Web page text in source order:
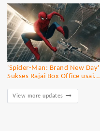
'Spider-Man: Brand New Day'
Sukses Rajai Box Office usai...
View more updates